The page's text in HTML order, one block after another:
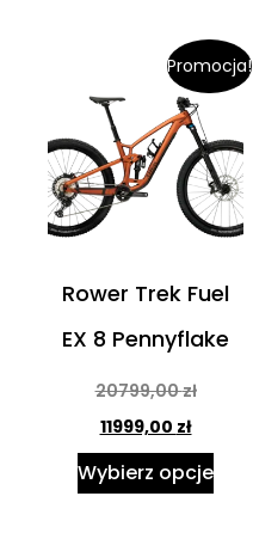
Promocja!
Rower Trek Fuel
EX 8 Pennyflake
20799,00zł
11999,00 zł
Wybierz opcje